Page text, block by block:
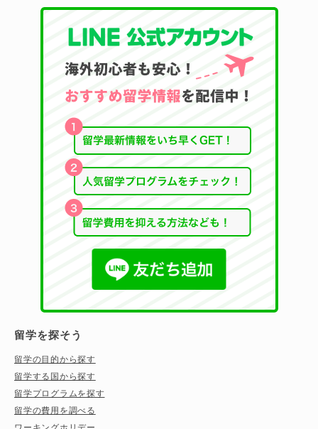
留学を探そう
留学の目的から探す
留学する国から探す
留学プログラムを探す
留学の費用を調べる